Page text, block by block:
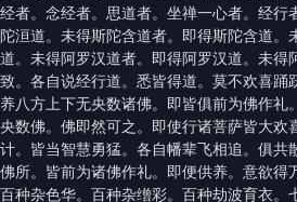
经者。念经者。思道者。坐禅一心者。经行
陀洹道。未得斯陀含道者。即得斯陀含道。
道。未得阿罗汉道者。即得阿罗汉道。未得
致。各自说经行道。悉皆得道。莫不欢喜踊
养八方上下无央数诸佛。即皆俱前为佛作礼
央数佛。佛即然可之。即使行诸菩萨皆大欢
计。皆当智慧勇猛。各自幡辈飞相追。俱共
佛所。皆前为诸佛作礼。即便供养。意欲得
百种杂色华。百种杂缯彩。百种劫波育衣。